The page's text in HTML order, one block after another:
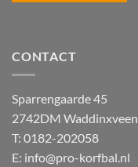
CONTACT
Sparrengaarde 45
2742DM Waddinxveen
T: 0182-202058
E: info@pro-korfbal.nl